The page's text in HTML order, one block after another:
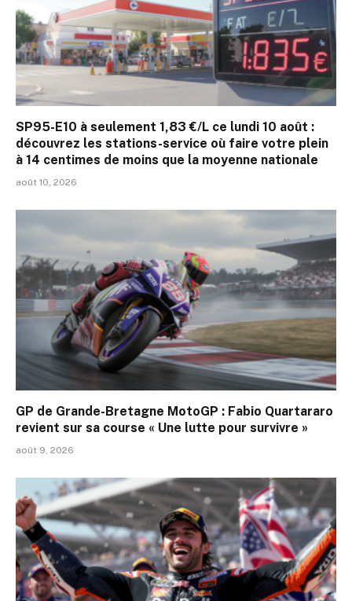
SP95-E10 à seulement 1,83 €/L ce lundi 10 août :
découvrez les stations-service où faire votre plein
à 14 centimes de moins que la moyenne nationale
août 10, 2026
GP de Grande-Bretagne MotoGP : Fabio Quartararo
revient sur sa course « Une lutte pour survivre »
août 9, 2026